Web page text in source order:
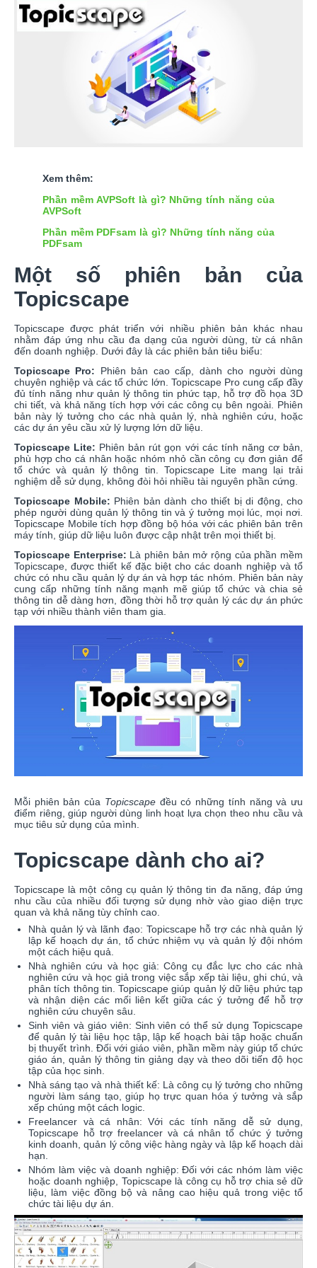
Xem thêm:
Phần mềm AVPSoft là gì? Những tính năng của
AVPSoft
Phần mềm PDFsam là gì? Những tính năng của
PDFsam
Một số phiên bản của
Topicscape
Topicscape được phát triển với nhiều phiên bản khác nhau
nhằm đáp ứng nhu cầu đa dạng của người dùng, từ cá nhân
đến doanh nghiệp. Dưới đây là các phiên bản tiêu biểu:
Topicscape Pro: Phiên bản cao cấp, dành cho người dùng
chuyên nghiệp và các tổ chức lớn. Topicscape Pro cung cấp đầy
đủ tính năng như quản lý thông tin phức tạp, hỗ trợ đồ họa 3D
chi tiết, và khả năng tích hợp với các công cụ bên ngoài. Phiên
bản này lý tưởng cho các nhà quản lý, nhà nghiên cứu, hoặc
các dự án yêu cầu xử lý lượng lớn dữ liệu.
Topicscape Lite: Phiên bản rút gọn với các tính năng cơ bản,
phù hợp cho cá nhân hoặc nhóm nhỏ cần công cụ đơn giản để
tổ chức và quản lý thông tin. Topicscape Lite mang lại trải
nghiệm dễ sử dụng, không đòi hỏi nhiều tài nguyên phần cứng.
Topicscape Mobile: Phiên bản dành cho thiết bị di động, cho
phép người dùng quản lý thông tin và ý tưởng mọi lúc, mọi nơi.
Topicscape Mobile tích hợp đồng bộ hóa với các phiên bản trên
máy tính, giúp dữ liệu luôn được cập nhật trên mọi thiết bị.
Topicscape Enterprise: Là phiên bản mở rộng của phần mềm
Topicscape, được thiết kế đặc biệt cho các doanh nghiệp và tổ
chức có nhu cầu quản lý dự án và hợp tác nhóm. Phiên bản này
cung cấp những tính năng mạnh mẽ giúp tổ chức và chia sẻ
thông tin dễ dàng hơn, đồng thời hỗ trợ quản lý các dự án phức
tạp với nhiều thành viên tham gia.
Mỗi phiên bản của Topicscapeđều có những tính năng và ưu
điểm riêng, giúp người dùng linh hoạt lựa chọn theo nhu cầu và
mục tiêu sử dụng của mình.
Topicscape dành cho ai?
Topicscape là một công cụ quản lý thông tin đa năng, đáp ứng
nhu cầu của nhiều đối tượng sử dụng nhờ vào giao diện trực
quan và khả năng tùy chỉnh cao.
Nhà quản lý và lãnh đạo: Topicscape hỗ trợ các nhà quản lý
lập kế hoạch dự án, tổ chức nhiệm vụ và quản lý đội nhóm
một cách hiệu quả.
Nhà nghiên cứu và học giả: Công cụ đắc lực cho các nhà
nghiên cứu và học giả trong việc sắp xếp tài liệu, ghi chú, và
phân tích thông tin. Topicscape giúp quản lý dữ liệu phức tạp
và nhận diện các mối liên kết giữa các ý tưởng để hỗ trợ
nghiên cứu chuyên sâu.
Sinh viên và giáo viên: Sinh viên có thể sử dụng Topicscape
để quản lý tài liệu học tập, lập kế hoạch bài tập hoặc chuẩn
bị thuyết trình. Đối với giáo viên, phần mềm này giúp tổ chức
giáo án, quản lý thông tin giảng dạy và theo dõi tiến độ học
tập của học sinh.
Nhà sáng tạo và nhà thiết kế: Là công cụ lý tưởng cho những
người làm sáng tạo, giúp họ trực quan hóa ý tưởng và sắp
xếp chúng một cách logic.
Freelancer và cá nhân: Với các tính năng dễ sử dụng,
Topicscape hỗ trợ freelancer và cá nhân tổ chức ý tưởng
kinh doanh, quản lý công việc hàng ngày và lập kế hoạch dài
hạn.
Nhóm làm việc và doanh nghiệp: Đối với các nhóm làm việc
hoặc doanh nghiệp, Topicscape là công cụ hỗ trợ chia sẻ dữ
liệu, làm việc đồng bộ và nâng cao hiệu quả trong việc tổ
chức tài liệu dự án.